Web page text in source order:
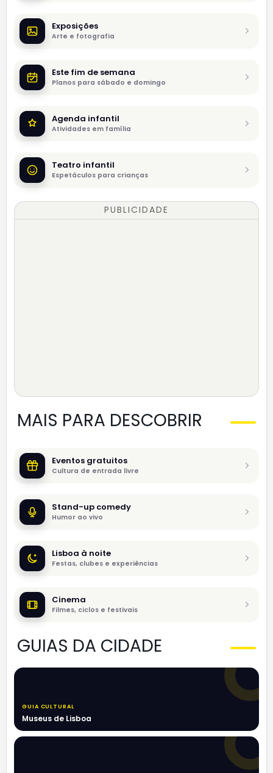
Exposições
Arte e fotografia
Este fim de semana
Planos para sábado e domingo
Agenda infantil
Atividades em família
Teatro infantil
Espetáculos para crianças
PUBLICIDADE
MAIS PARA DESCOBRIR
Eventos gratuitos
Cultura de entrada livre
Stand-up comedy
Humor ao vivo
Lisboa à noite
Festas, clubes e experiências
Cinema
Filmes, ciclos e festivais
GUIAS DA CIDADE
GUIA CULTURAL
Museus de Lisboa